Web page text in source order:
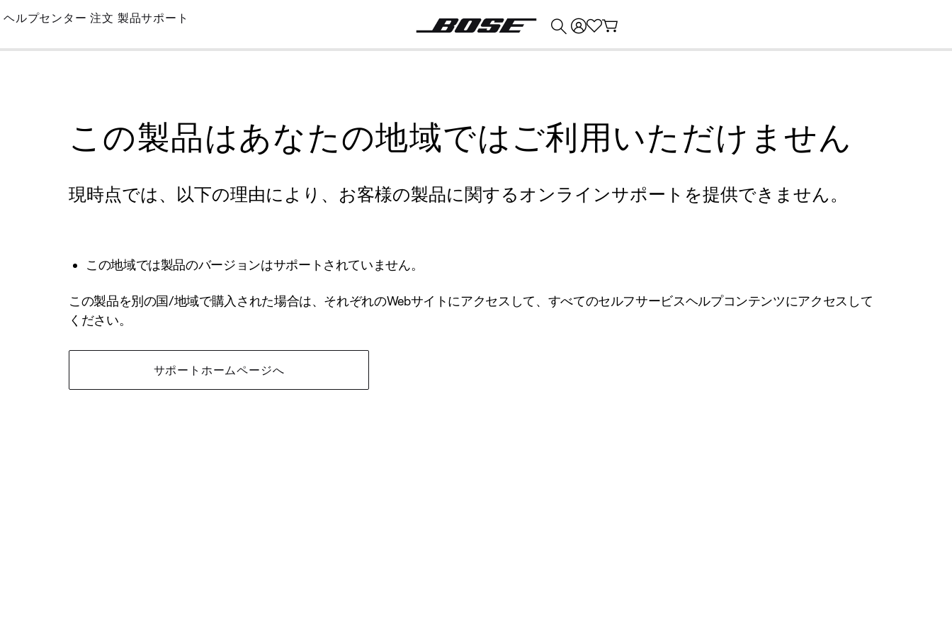
Skip
Main
ヘルプセンター 注文 製品サポート
この製品はあなたの地域ではご利用いただけません
現時点では、以下の理由により、お客様の製品に関するオンラインサポートを提供できません。
この地域では製品のバージョンはサポートされていません。
この製品を別の国/地域で購入された場合は、それぞれのWebサイトにアクセスして、すべてのセルフサービスヘルプコンテンツにアクセスして
ください。
サポートホームページへ